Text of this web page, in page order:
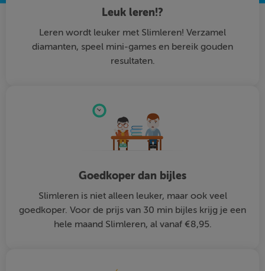
Leuk leren!?
Leren wordt leuker met Slimleren! Verzamel
diamanten, speel mini-games en bereik gouden
resultaten.
Goedkoper dan bijles
Slimleren is niet alleen leuker, maar ook veel
goedkoper. Voor de prijs van 30 min bijles krijg je een
hele maand Slimleren, al vanaf €8,95.